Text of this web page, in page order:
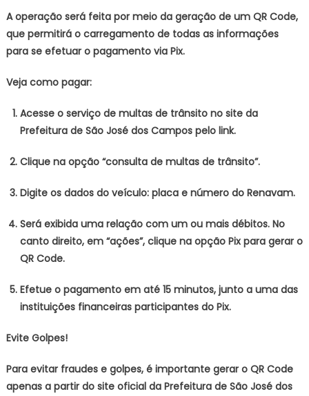
A operação será feita por meio da geração de um QR Code,
que permitirá o carregamento de todas as informações
para se efetuar o pagamento via Pix.
Veja como pagar:
Acesse o serviço de multas de trânsito no site da
Prefeitura de São José dos Campos pelo link.
Clique na opção “consulta de multas de trânsito”.
Digite os dados do veículo: placa e número do Renavam.
Será exibida uma relação com um ou mais débitos. No
canto direito, em “ações”, clique na opção Pix para gerar o
QR Code.
Efetue o pagamento em até 15 minutos, junto a uma das
instituições financeiras participantes do Pix.
Evite Golpes!
Para evitar fraudes e golpes, é importante gerar o QR Code
apenas a partir do site oficial da Prefeitura de São José dos